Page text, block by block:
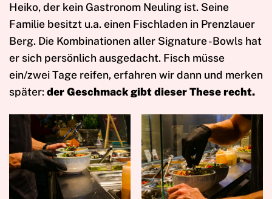
Heiko, der kein Gastronom Neuling ist. Seine
Familie besitzt u.a. einen Fischladen in Prenzlauer
Berg. Die Kombinationen aller Signature -Bowls hat
er sich persönlich ausgedacht. Fisch müsse
ein/zwei Tage reifen, erfahren wir dann und merken
später:der Geschmack gibt dieser These recht.